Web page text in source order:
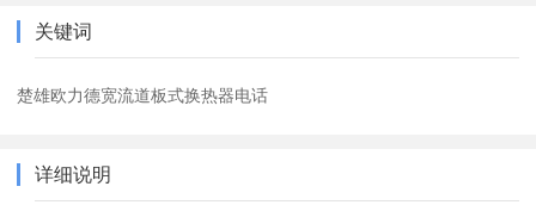
关键词
楚雄欧力德宽流道板式换热器电话
详细说明